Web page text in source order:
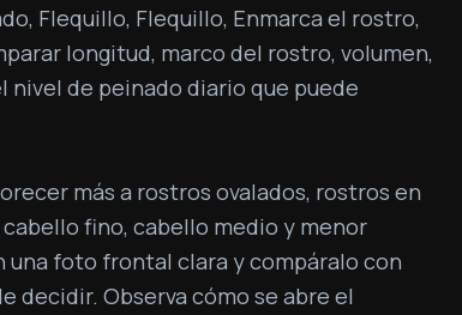
Flequillo, Flequillo, Enmarca el rostro,
longitud, marco del rostro, volumen,
de peinado diario que puede
más a rostros ovalados, rostros en
fino, cabello medio y menor
una foto frontal clara y compáralo con
decidir. Observa cómo se abre el